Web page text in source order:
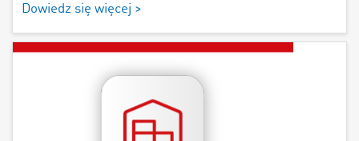
Dowiedz się więcej >